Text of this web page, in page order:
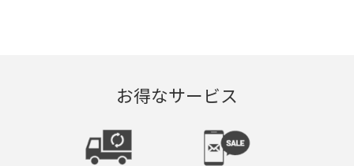
お得なサービス